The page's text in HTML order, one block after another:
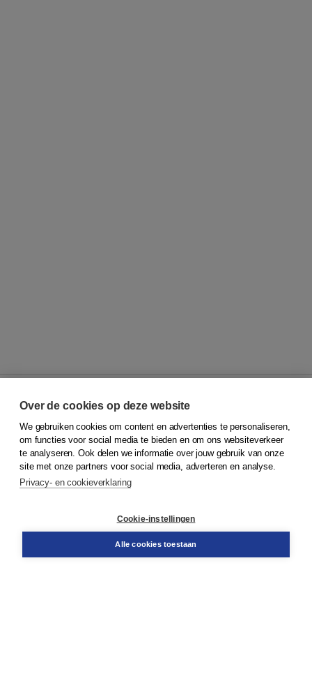
© 2026Koninklijke Boom uitgevers
Klantenservice
Service & informatie
Contact
Over de cookies op deze website
We gebruiken cookies om content en advertenties te personaliseren,
om functies voor social media te bieden en om ons websiteverkeer
te analyseren. Ook delen we informatie over jouw gebruik van onze
site met onze partners voor social media, adverteren en analyse.
Privacy- en cookieverklaring
Cookie-instellingen
Alle cookies toestaan